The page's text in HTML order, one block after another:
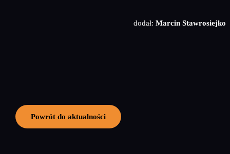
dodał: Marcin Stawrosiejko
Powrót do aktualności